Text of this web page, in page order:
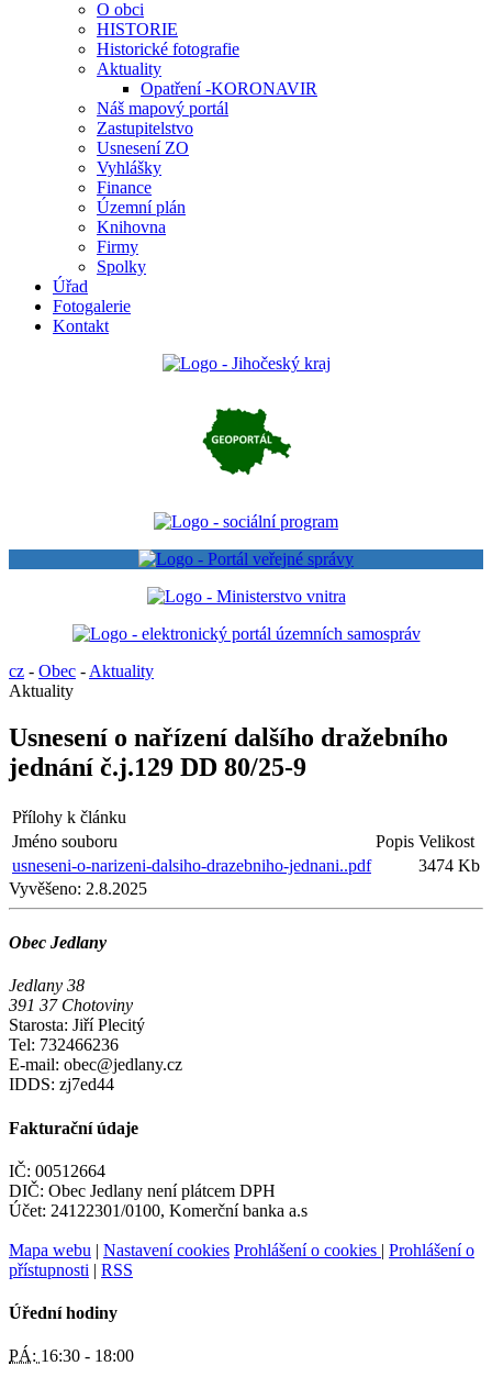
O obci
HISTORIE
Historické fotografie
Aktuality
Opatření -KORONAVIR
Náš mapový portál
Zastupitelstvo
Usnesení ZO
Vyhlášky
Finance
Územní plán
Knihovna
Firmy
Spolky
Úřad
Fotogalerie
Kontakt
cz - Obec - Aktuality
Aktuality
Usnesení o nařízení dalšího dražebního
jednání č.j.129 DD 80/25-9
Přílohy k článku
Jméno souboru
Popis Velikost
usneseni-o-narizeni-dalsiho-drazebniho-jednani..pdf
3474 Kb
Vyvěšeno: 2.8.2025
Obec Jedlany
Jedlany 38
391 37 Chotoviny
Starosta: Jiří Plecitý
Tel: 732466236
E-mail: obec@jedlany.cz
IDDS: zj7ed44
Fakturační údaje
IČ: 00512664
DIČ: Obec Jedlany není plátcem DPH
Účet: 24122301/0100, Komerční banka a.s
Mapa webu | Nastavení cookies Prohlášení o cookies | Prohlášení o
přístupnosti | RSS
Úřední hodiny
PÁ: 16:30 - 18:00